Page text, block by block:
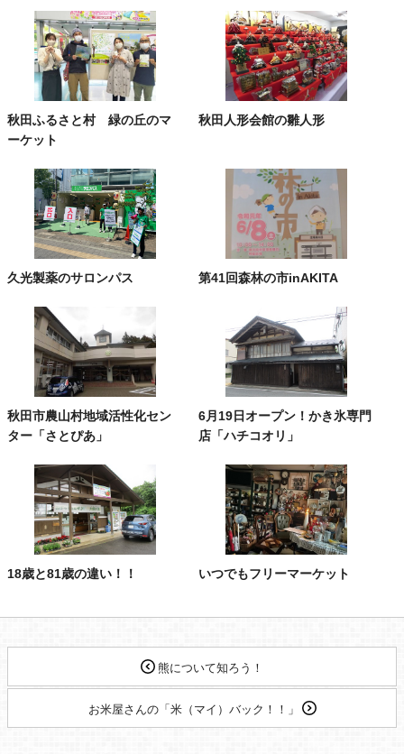
秋田ふるさと村 緑の丘のマ
ーケット
秋田人形会館の雛人形
久光製薬のサロンパス 第41回森林の市inAKITA
秋田市農山村地域活性化セン
ター「さとぴあ」
6月19日オープン！かき氷専門
店「ハチコオリ」
18歳と81歳の違い！！ いつでもフリーマーケット
熊について知ろう！
お米屋さんの「米（マイ）バック！！」